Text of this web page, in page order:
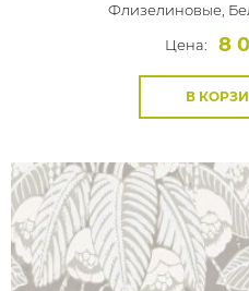
Флизелиновые,
Цена:
8
В